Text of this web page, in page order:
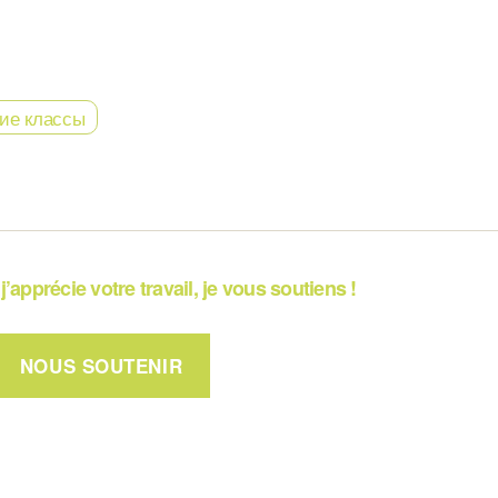
классы
votre travail, je vous soutiens !
NOUS SOUTENIR